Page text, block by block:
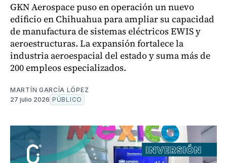
GKN Aerospace puso en operación un nuevo
edificio en Chihuahua para ampliar su capacidad
de manufactura de sistemas eléctricos EWIS y
aeroestructuras. La expansión fortalece la
industria aeroespacial del estado y suma más de
200 empleos especializados.
MARTÍN GARCÍA LÓPEZ
27 julio 2026 PÚBLICO